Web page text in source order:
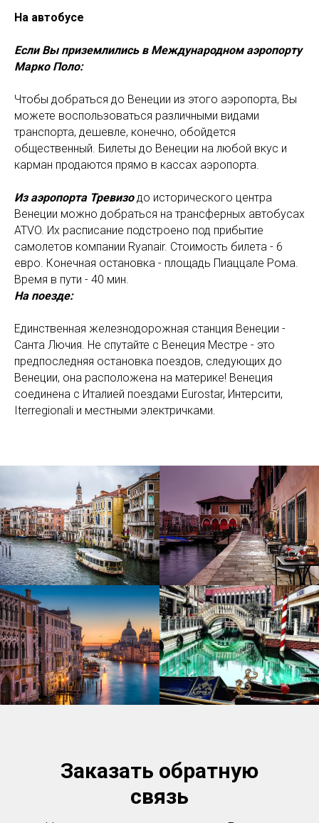
На автобусе
Если Вы приземлились в Международном аэропорту
Марко Поло:
Чтобы добраться до Венеции из этого аэропорта, Вы
можете воспользоваться различными видами
транспорта, дешевле, конечно, обойдется
общественный. Билеты до Венеции на любой вкус и
карман продаются прямо в кассах аэропорта.
Из аэропорта Тревизодо исторического центра
Венеции можно добраться на трансферных автобусах
ATVO. Их расписание подстроено под прибытие
самолетов компании Ryanair. Стоимость билета - 6
евро. Конечная остановка - площадь Пиаццале Рома.
Время в пути - 40 мин.
На поезде:
Единственная железнодорожная станция Венеции -
Санта Лючия. Не спутайте с Венеция Местре - это
предпоследняя остановка поездов, следующих до
Венеции, она расположена на материке! Венеция
соединена с Италией поездами Eurostar, Интерсити,
Iterregionali и местными электричками.
Заказать обратную
связь